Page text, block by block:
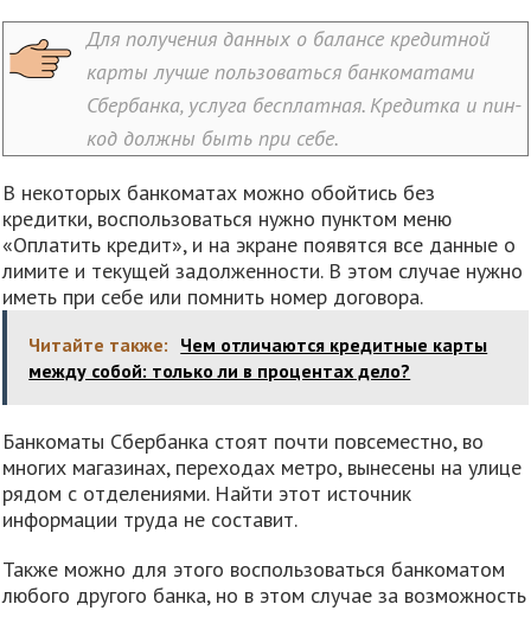
Для получения данных о балансе кредитной
карты лучше пользоваться банкоматами
Сбербанка, услуга бесплатная. Кредитка и пин-
код должны быть при себе.
В некоторых банкоматах можно обойтись без
кредитки, воспользоваться нужно пунктом меню
«Оплатить кредит», и на экране появятся все данные о
лимите и текущей задолженности. В этом случае нужно
иметь при себе или помнить номер договора.
Читайте также: Чем отличаются кредитные карты
между собой: только ли в процентах дело?
Банкоматы Сбербанка стоят почти повсеместно, во
многих магазинах, переходах метро, вынесены на улице
рядом с отделениями. Найти этот источник
информации труда не составит.
Также можно для этого воспользоваться банкоматом
любого другого банка, но в этом случае за возможность